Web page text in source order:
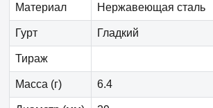
Материал Нержавеющая сталь
Гурт Гладкий
Тираж
Масса (г) 6.4